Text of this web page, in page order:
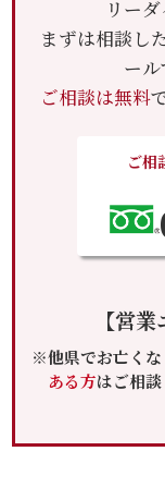
リー
まずは相談し
ール
ご相談は無料
ご相
【営業
※他県でお亡くな
ある方はご相談